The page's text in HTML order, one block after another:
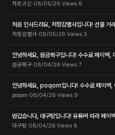
차트귀신 ·08/05/26·Views 6
처음 인사드려요, 저항감별사입니다! 선물 거
저항감별사·08/05/26·Views 3
안녕하세요, 원금복구입니다! 수수료 페이백,
원금복구·08/04/26·Views 7
안녕하세요, poqom입니다! 수수료 페이백,
poqom·08/04/26·Views 9
반갑습니다, 대구탕입니다! 유튜버 따라 페이
대구탕·08/04/26·Views 8